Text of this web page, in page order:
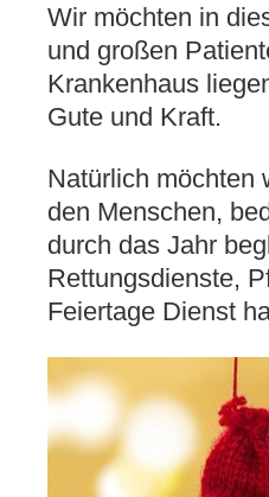
Wir möchten in
und großen
Krankenhaus
Gute und Kraft.
Natürlich möchten
den Menschen,
durch das Jahr
Rettungsdienste,
Feiertage Dienst